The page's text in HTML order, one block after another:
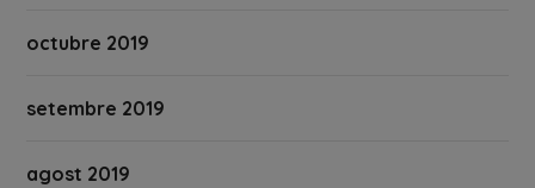
octubre 2019
setembre 2019
agost 2019